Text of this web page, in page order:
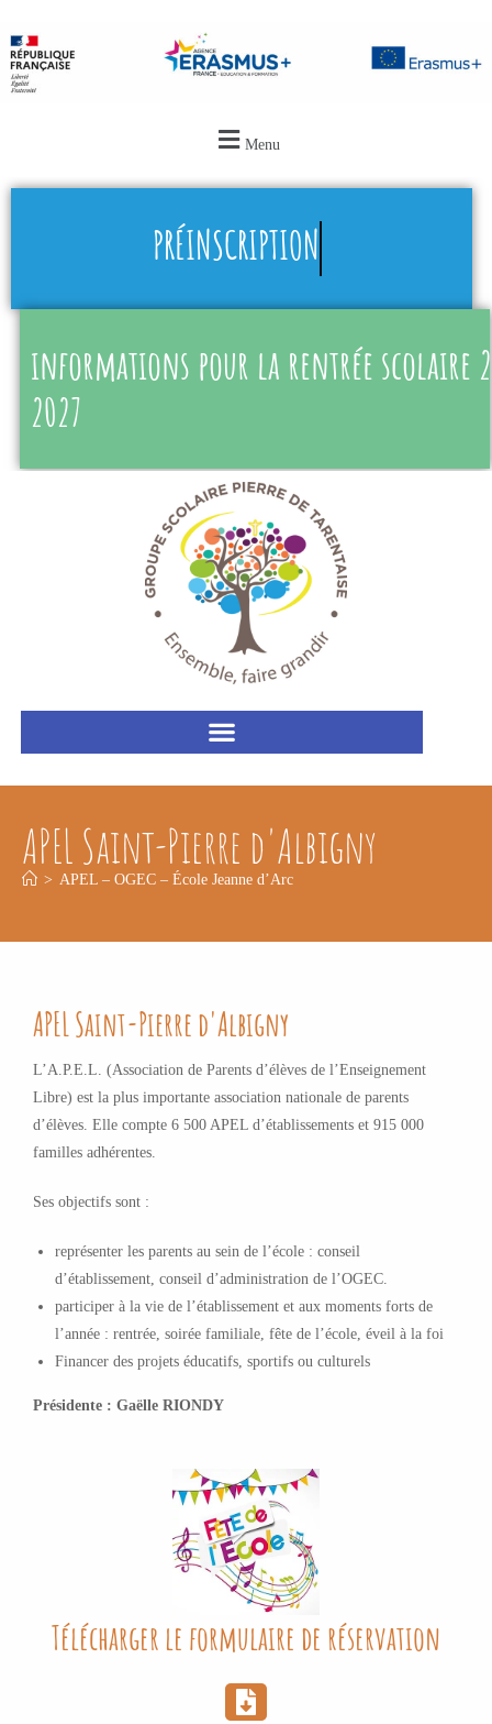
Menu
PRÉINSCRIPTION
informations pour la rentrée scolaire
2027
APEL Saint-Pierre d'Albigny
> APEL – OGEC – École Jeanne d’Arc
APEL Saint-Pierre d'Albigny
L’A.P.E.L. (Association de Parents d’élèves de l’Enseignement
Libre) est la plus importante association nationale de parents
d’élèves. Elle compte 6 500 APEL d’établissements et 915 000
familles adhérentes.
Ses objectifs sont :
représenter les parents au sein de l’école : conseil
d’établissement, conseil d’administration de l’OGEC.
participer à la vie de l’établissement et aux moments forts de
l’année : rentrée, soirée familiale, fête de l’école, éveil à la foi
Financer des projets éducatifs, sportifs ou culturels
Présidente : Gaëlle RIONDY
Télécharger le formulaire de réservation